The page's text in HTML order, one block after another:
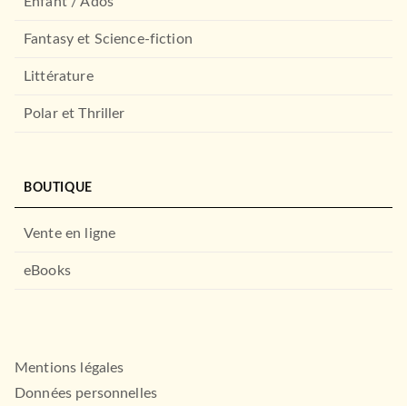
Fantasy et Science-fiction
Littérature
Polar et Thriller
BOUTIQUE
Vente en ligne
eBooks
Mentions légales
Données personnelles